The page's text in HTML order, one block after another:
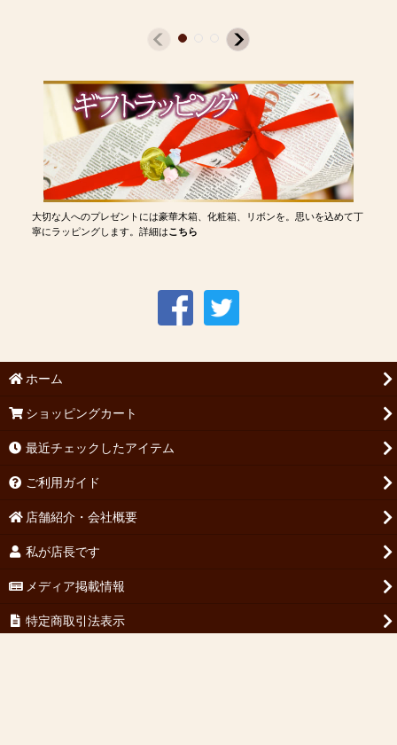
大切な人へのプレゼントには豪華木箱、化粧箱、リボンを。思いを込めて丁
寧にラッピングします。詳細はこちら
ホーム
ショッピングカート
最近チェックしたアイテム
ご利用ガイド
店舗紹介・会社概要
私が店長です
メディア掲載情報
特定商取引法表示